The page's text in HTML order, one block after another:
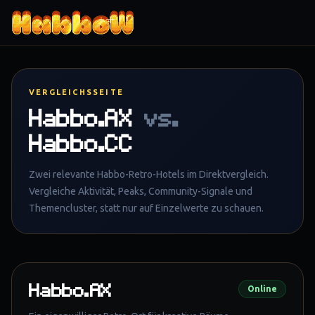
Zum Inhalt springen
VERGLEICHSSEITE
Habbo.AX vs.
Habbo.CC
Zwei relevante Habbo-Retro-Hotels im Direktvergleich.
Vergleiche Aktivität, Peaks, Community-Signale und
Themencluster, statt nur auf Einzelwerte zu schauen.
Habbo.AX Online